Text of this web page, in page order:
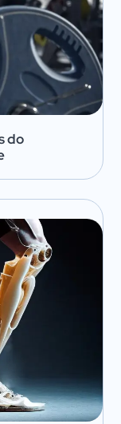
do